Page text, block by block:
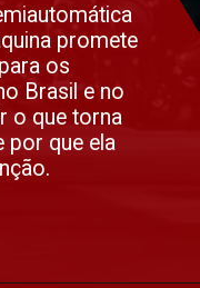
promete
os
Brasil e no
o que torna
por que ela